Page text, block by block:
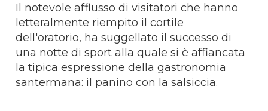
Il notevole afflusso di visitatori che hanno
letteralmente riempito il cortile
dell'oratorio, ha suggellato il successo di
una notte di sport alla quale si è affiancata
la tipica espressione della gastronomia
santermana: il panino con la salsiccia.